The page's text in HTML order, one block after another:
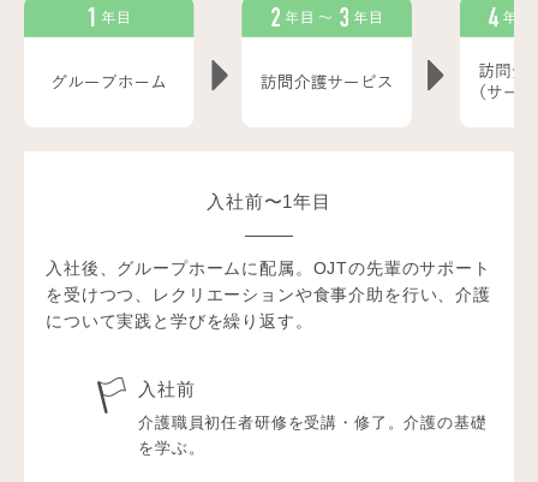
入社前〜1年目
入社後、グループホームに配属。OJTの先輩のサポート
を受けつつ、レクリエーションや食事介助を行い、介護
について実践と学びを繰り返す。
入社前
介護職員初任者研修を受講・修了。介護の基礎
を学ぶ。